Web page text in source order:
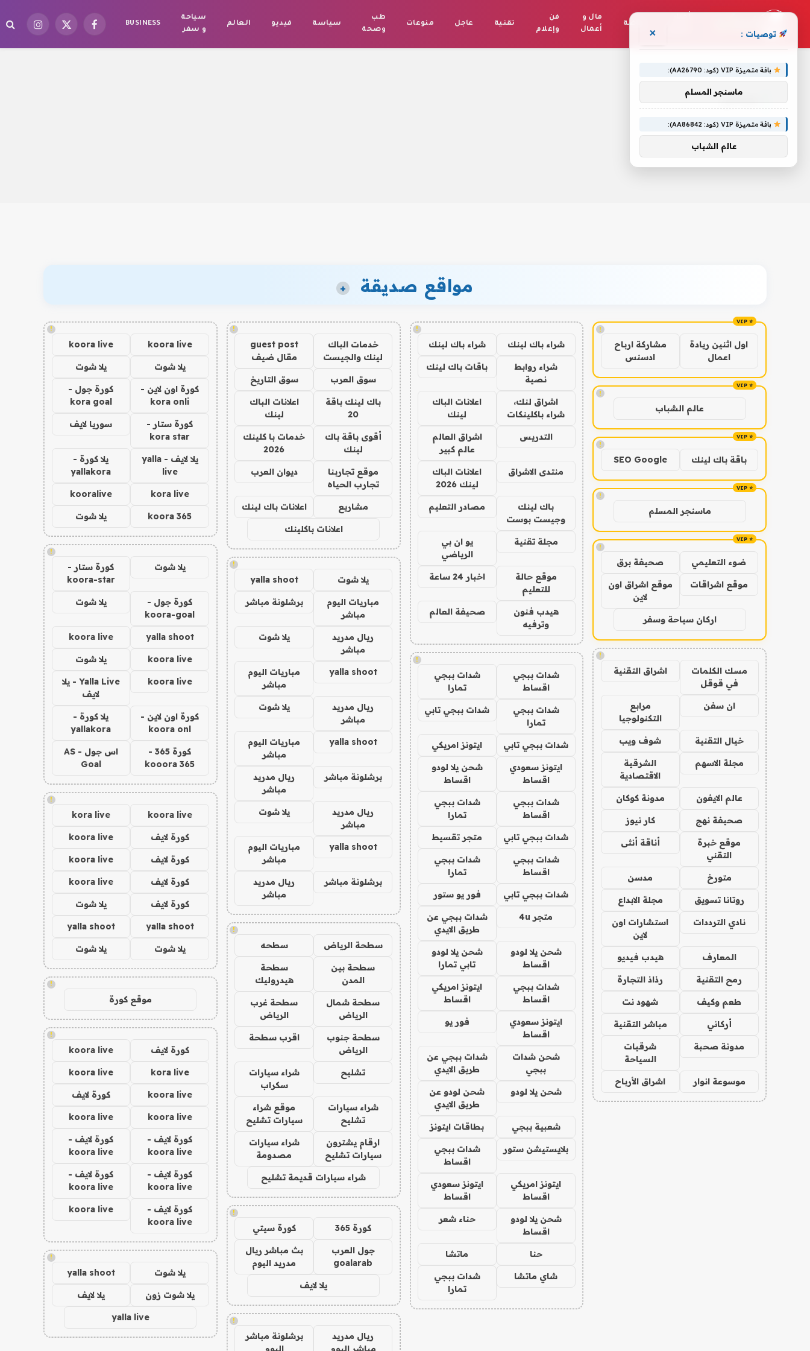
رياضة
مال و
أعمال
فن
وإعلام
تقنية عاجل منوعات
طب
وصحة
سياسة فيديو العالم
سياحة
و سفر
BUSINESS فيسبوكX
الانستغرام
ورحلتي
مواقع صديقة +
!
اول اثنين ريادة
اعمال
مشاركة ارباح
ادسنس
!
عالم الشباب
!
باقة باك لينك SEO Google
!
ماسنجر المسلم
!
ضوء التعليمي صحيفة برق
موقع اشراقات
موقع اشراق اون
لاين
اركان سياحة وسفر
!
مسك الكلمات
في قوقل
اشراق التقنية
ان سفن
مرابع
التكنولوجيا
خيال التقنية شوف ويب
مجلة الاسهم
الشرقية
الاقتصادية
عالم الايفون مدونة كوكان
صحيفة نهج كار نيوز
موقع خبرة
التقني
أناقة أنثى
متورخ مدسن
روتانا تسويق مجلة الابداع
نادي الترددات
استشارات اون
لاين
المعارف هيدب فيديو
رمح التقنية رذاذ التجارة
طعم وكيف شهود نت
أركاني مباشر التقنية
مدونة صحبة
شرقيات
السياحة
موسوعة انوار اشراق الأرباح
!
شراء باك لينك شراء باك لينك
شراء روابط
نصية
باقات باك لينك
اشراق لنك،
شراء باكلينكات
اعلانات الباك
لينك
التدريس
اشراق العالم
عالم كبير
منتدى الاشراق
اعلانات الباك
لينك 2026
باك لينك
وجيست بوست
مصادر التعليم
مجلة تقنية
يو ان بي
الرياضي
موقع حالة
للتعليم
اخبار 24 ساعة
هيدب فنون
وترفيه
صحيفة العالم
!
شدات ببجي
اقساط
شدات ببجي
تمارا
شدات ببجي
تمارا
شدات ببجي تابي
شدات ببجي تابي ايتونز امريكي
ايتونز سعودي
اقساط
شحن يلا لودو
اقساط
شدات ببجي
اقساط
شدات ببجي
تمارا
شدات ببجي تابي متجر تقسيط
شدات ببجي
اقساط
شدات ببجي
تمارا
شدات ببجي تابي فور يو ستور
متجر 4u
شدات ببجي عن
طريق الايدي
شحن يلا لودو
اقساط
شحن يلا لودو
تابي تمارا
شدات ببجي
اقساط
ايتونز امريكي
اقساط
ايتونز سعودي
اقساط
فور يو
شحن شدات
ببجي
شدات ببجي عن
طريق الايدي
شحن يلا لودو
شحن لودو عن
طريق الايدي
شعبية ببجي بطاقات ايتونز
بلايستيشن ستور
شدات ببجي
اقساط
ايتونز امريكي
اقساط
ايتونز سعودي
اقساط
شحن يلا لودو
اقساط
حناء شعر
حنا ماتشا
شاي ماتشا
شدات ببجي
تمارا
!
خدمات الباك
لينك والجيست
guest post
مقال ضيف
سوق العرب سوق التاريخ
باك لينك باقة
20
اعلانات الباك
لينك
أقوى باقة باك
لينك
خدمات با كلينك
2026
موقع تجاربنا
تجارب الحياه
ديوان العرب
مشاريع اعلانات باك لينك
اعلانات باكلينك
!
يلا شوت yalla shoot
مباريات اليوم
مباشر
برشلونة مباشر
ريال مدريد
مباشر
يلا شوت
yalla shoot
مباريات اليوم
مباشر
ريال مدريد
مباشر
يلا شوت
yalla shoot
مباريات اليوم
مباشر
برشلونة مباشر
ريال مدريد
مباشر
ريال مدريد
مباشر
يلا شوت
yalla shoot
مباريات اليوم
مباشر
برشلونة مباشر
ريال مدريد
مباشر
!
سطحة الرياض سطحه
سطحة بين
المدن
سطحة
هيدروليك
سطحة شمال
الرياض
سطحة غرب
الرياض
سطحة جنوب
الرياض
اقرب سطحة
تشليح
شراء سيارات
سكراب
شراء سيارات
تشليح
موقع شراء
سيارات تشليح
ارقام يشترون
سيارات تشليح
شراء سيارات
مصدومة
شراء سيارات قديمة تشليح
!
كورة 365 كورة سيتي
جول العرب
goalarab
بث مباشر ريال
مدريد اليوم
يلا لايف
!
ريال مدريد
مباشر اليوم
برشلونة مباشر
اليوم
!
koora live
koora live
يلا شوت يلا شوت
كورة اون لاين -
kora onli
كورة جول -
kora goal
كورة ستار -
kora star
سوريا لايف
يلا لايف - yalla
live
يلا كورة -
yallakora
kora live
kooralive
koora 365 يلا شوت
!
يلا شوت
كورة ستار -
koora-star
كورة جول -
koora-goal
يلا شوت
yalla shoot
koora live
koora live يلا شوت
koora live
Yalla Live - يلا
لايف
كورة اون لاين -
koora onl
يلا كورة -
yallakora
كورة 365 -
kooora 365
اس جول - AS
Goal
!
koora live
kora live
كورة لايف koora live
كورة لايف koora live
كورة لايف koora live
كورة لايف يلا شوت
yalla shoot
yalla shoot
يلا شوت يلا شوت
!
موقع كورة
!
كورة لايف koora live
kora live
koora live
koora live كورة لايف
koora live
koora live
كورة لايف -
koora live
كورة لايف -
koora live
كورة لايف -
koora live
كورة لايف -
koora live
كورة لايف -
koora live
koora live
!
يلا شوت yalla shoot
يلا شوت زون يلا لايف
yalla live
توصيات : ×
باقة متميزة VIP (كود: AA26790):
ماسنجر المسلم
باقة متميزة VIP (كود: AA86842):
عالم الشباب